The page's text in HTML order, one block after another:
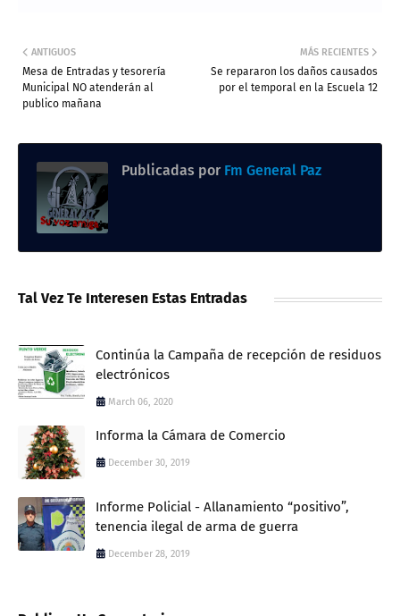
MÁS RECIENTES
Se repararon los daños causados
por el temporal en la Escuela 12
ANTIGUOS
Mesa de Entradas y tesorería
Municipal NO atenderán al
publico mañana
Publicadas por Fm General Paz
Tal Vez Te Interesen Estas Entradas
Continúa la Campaña de recepción de residuos
electrónicos
March 06, 2020
Informa la Cámara de Comercio
December 30, 2019
Informe Policial - Allanamiento “positivo”,
tenencia ilegal de arma de guerra
December 28, 2019